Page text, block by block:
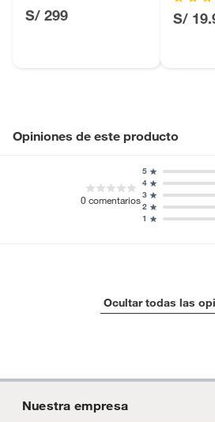
S/ 299 S/
Opiniones de este producto
0comentarios
1
2
3
4
5
Ocultar todas las
Nuestra empresa